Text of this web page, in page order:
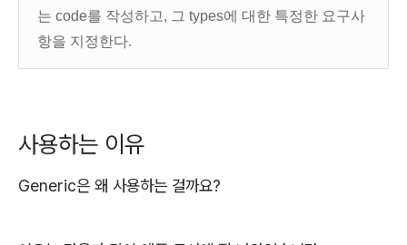
는 code를 작성하고, 그 types에 대한 특정한 요구사
항을 지정한다.
사용하는 이유
Generic은 왜 사용하는 걸까요?